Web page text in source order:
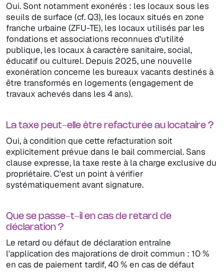
Oui. Sont notamment exonérés : les locaux sous les
seuils de surface (cf. Q3), les locaux situés en zone
franche urbaine (ZFU-TE), les locaux utilisés par les
fondations et associations reconnues d'utilité
publique, les locaux à caractère sanitaire, social,
éducatif ou culturel. Depuis 2025, une nouvelle
exonération concerne les bureaux vacants destinés à
être transformés en logements (engagement de
travaux achevés dans les 4 ans).
La taxe peut-elle être refacturée au locataire ?
Oui, à condition que cette refacturation soit
explicitement prévue dans le bail commercial. Sans
clause expresse, la taxe reste à la charge exclusive du
propriétaire. C'est un point à vérifier
systématiquement avant signature.
Que se passe-t-il en cas de retard de
déclaration ?
Le retard ou défaut de déclaration entraîne
l'application des majorations de droit commun : 10 %
en cas de paiement tardif, 40 % en cas de défaut